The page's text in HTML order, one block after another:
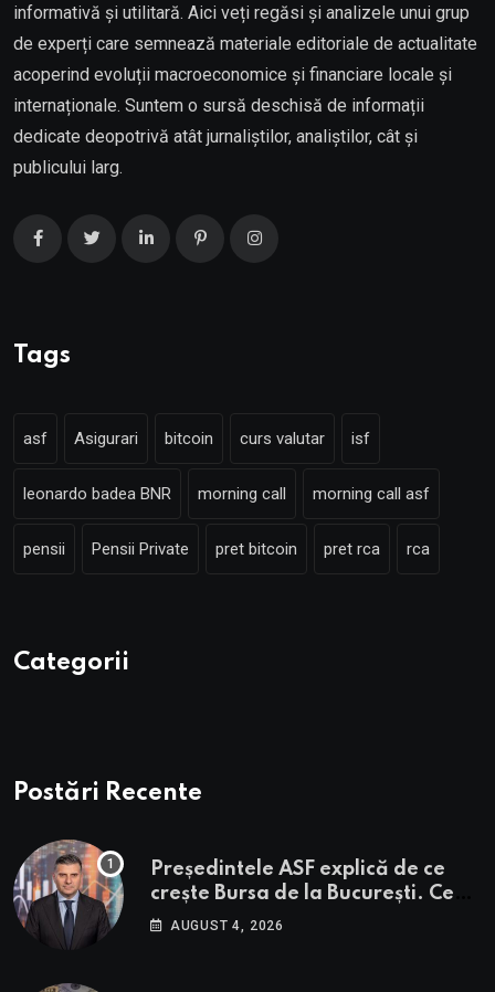
informativă și utilitară. Aici veți regăsi și analizele unui grup
de experți care semnează materiale editoriale de actualitate
acoperind evoluții macroeconomice și financiare locale și
internaționale. Suntem o sursă deschisă de informații
dedicate deopotrivă atât jurnaliștilor, analiștilor, cât și
publicului larg.
Tags
asf Asigurari bitcoin curs valutar isf
leonardo badea BNR morning call morning call asf
pensii Pensii Private pret bitcoin pret rca rca
Categorii
Postări Recente
Președintele ASF explică de ce
crește Bursa de la București. Ce
urmează pentru BVB potrivit lui
AUGUST 4, 2026